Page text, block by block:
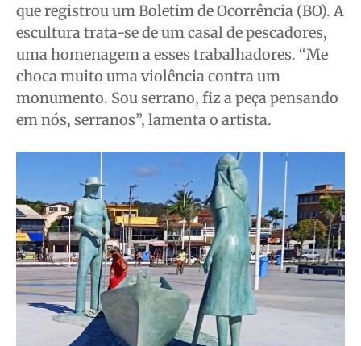
que registrou um Boletim de Ocorrência (BO). A
escultura trata-se de um casal de pescadores,
uma homenagem a esses trabalhadores. “Me
choca muito uma violência contra um
monumento. Sou serrano, fiz a peça pensando
em nós, serranos”, lamenta o artista.